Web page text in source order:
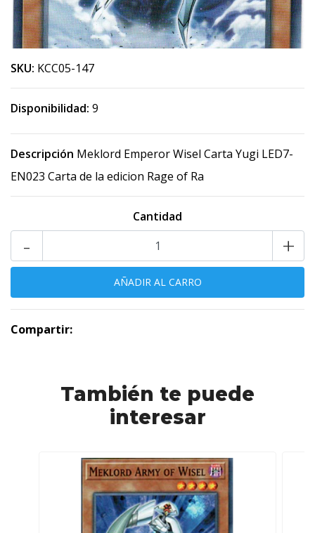
SKU: KCC05-147
Disponibilidad: 9
Descripción Meklord Emperor Wisel Carta Yugi LED7-
EN023 Carta de la edicion Rage of Ra
Cantidad
+
-
Compartir:
También te puede
interesar